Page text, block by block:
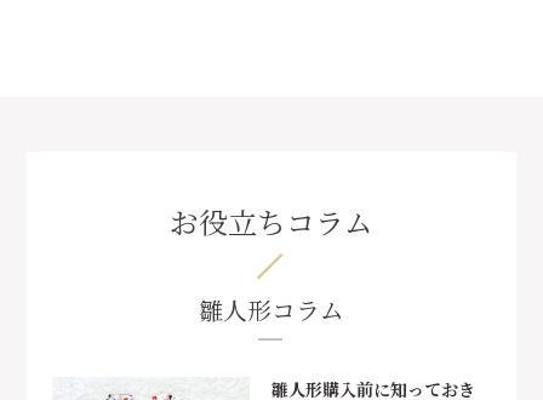
お役立ちコラム
雛人形コラム
雛人形購入前に知っておき